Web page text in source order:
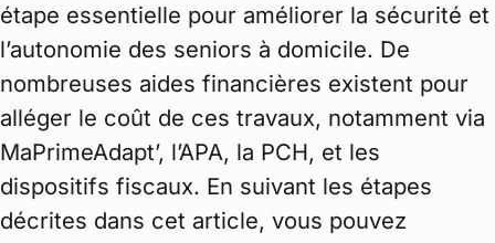
étape essentielle pour améliorer la sécurité et
l’autonomie des seniors à domicile. De
nombreuses aides financières existent pour
alléger le coût de ces travaux, notamment via
MaPrimeAdapt’, l’APA, la PCH, et les
dispositifs fiscaux. En suivant les étapes
décrites dans cet article, vous pouvez